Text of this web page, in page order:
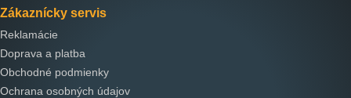
Zákaznícky servis
Reklamácie
Doprava a platba
Obchodné podmienky
Ochrana osobných údajov